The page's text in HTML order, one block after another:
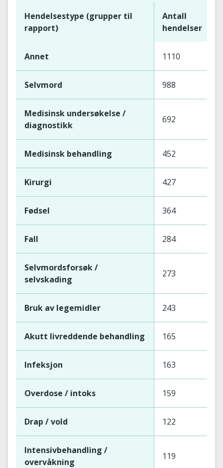
Hendelsestype (grupper til
rapport)
Antall
hendelser
Annet 1110
Selvmord 988
Medisinsk undersøkelse /
diagnostikk
692
Medisinsk behandling 452
Kirurgi 427
Fødsel 364
Fall 284
Selvmordsforsøk /
selvskading
273
Bruk av legemidler 243
Akutt livreddende behandling 165
Infeksjon 163
Overdose / intoks 159
Drap / vold 122
Intensivbehandling /
overvåkning
119